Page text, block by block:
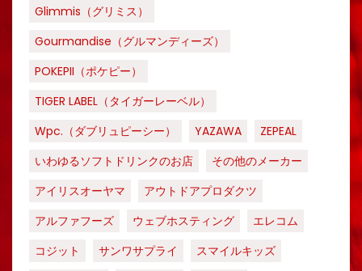
Glimmis（グリミス）
Gourmandise（グルマンディーズ）
POKEPII（ポケピー）
TIGER LABEL（タイガーレーベル）
Wpc.（ダブリュピーシー）
YAZAWA
ZEPEAL
いわゆるソフトドリンクのお店
その他のメーカー
アイリスオーヤマ
アウトドアプロダクツ
アルファフーズ
ウェブホスティング
エレコム
コジット
サンワサプライ
スマイルキッズ